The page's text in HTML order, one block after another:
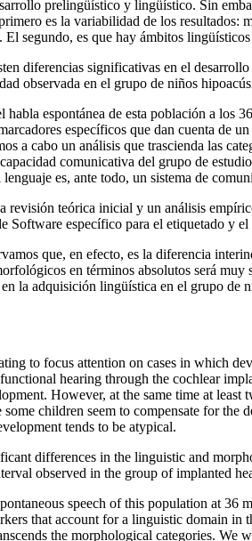
prelingüístico y lingüístico. Sin
es la variabilidad de los resultados:
segundo, es que hay ámbitos
diferencias significativas en el
observada en el grupo de niños
espontánea de esta población a los
específicos que dan cuenta de
a cabo un análisis que trascienda las
comunicativa del grupo de
es, ante todo, un sistema de
teórica inicial y un análisis
Software específico para el etiquetado y
que, en efecto, es la diferencia
en términos absolutos será
la adquisición lingüística en el grupo de
to focus attention on cases in which
hearing through the cochlear
However, at the same time at
children seem to compensate for
tends to be atypical.
differences in the linguistic and
observed in the group of implanted
speech of this population at
that account for a linguistic domain in
the morphological categories.